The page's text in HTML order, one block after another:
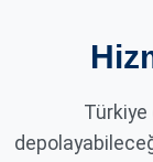
Türkiye